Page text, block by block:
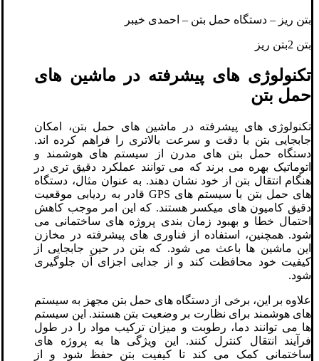
بتن ریز – دستگاه حمل بتن – احمدی خیبر
بتن 2بتن ریز
تکنولوژی‌ های پیشرفته در ماشین‌ های
حمل بتن
تکنولوژی ‌های پیشرفته در ماشین‌ های حمل بتن، امکان
جابجایی بتن با دقت و سرعت بالاتری را فراهم کرده اند.
دستگاه حمل بتن ‌های مدرن از سیستم ‌های هوشمند و
اتوماتیک بهره می برند که می ‌توانند عملکرد دقیق ‌تری در
هنگام انتقال بتن از خود نشان دهند. به عنوان مثال، دستگاه‌
های حمل بتن با سیستم‌ های GPS قادر به ردیابی موقعیت
دقیق کامیون‌ های میکسر هستند. که این امر موجب کاهش
احتمال خطا و بهبود زمان ‌بندی پروژه‌ های ساختمانی می‌
شود. همچنین، استفاده از فناوری ‌های پیشرفته در مخازن
این ماشین‌ ها باعث می‌ شود. که بتن در حین جابجایی از
کیفیت خود محافظت کند و از جدایی اجزای آن جلوگیری
شود.
علاوه بر این، برخی از دستگاه‌ های حمل بتن مجهز به سیستم‌
های هوشمند برای نظارت بر وضعیت بتن هستند. این سیستم‌
ها می ‌توانند دما، رطوبت و میزان ترکیب مواد را در طول
فرآیند انتقال کنترل کنند. این ویژگی ‌ها به پروژه ‌های
ساختمانی کمک می ‌کند تا کیفیت بتن حفظ شود و از